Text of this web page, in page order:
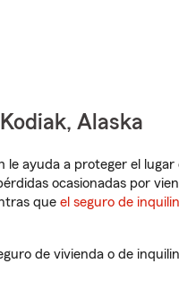
Alaska
le ayuda a proteger el lugar
ocasionadas por
que el seguro de
de vivienda o de